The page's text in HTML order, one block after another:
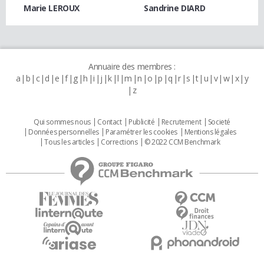
Marie LEROUX Sandrine DIARD
Annuaire des membres :
a b c d e f g h i j k l m n o p q r s t u v w x y
z
Qui sommes nous Contact Publicité Recrutement
Societé
Données personnelles
Paramétrer les cookies
Mentions légales
Tous les articles
Corrections © 2022 CCM Benchmark